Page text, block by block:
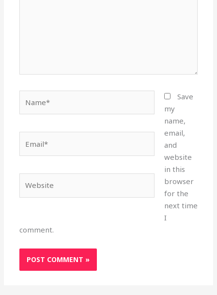
Save
my
name,
email,
and
website
in this
browser
for the
next time
I
comment.